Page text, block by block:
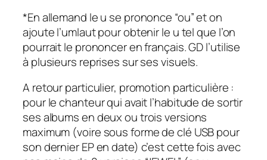
*En allemand le u se prononce “ou” et on
ajoute l’umlaut pour obtenir le u tel que l’on
pourrait le prononcer en français. GD l’utilise
à plusieurs reprises sur ses visuels.
A retour particulier, promotion particulière :
pour le chanteur qui avait l’habitude de sortir
ses albums en deux ou trois versions
maximum (voire sous forme de clé USB pour
son dernier EP en date) c’est cette fois avec